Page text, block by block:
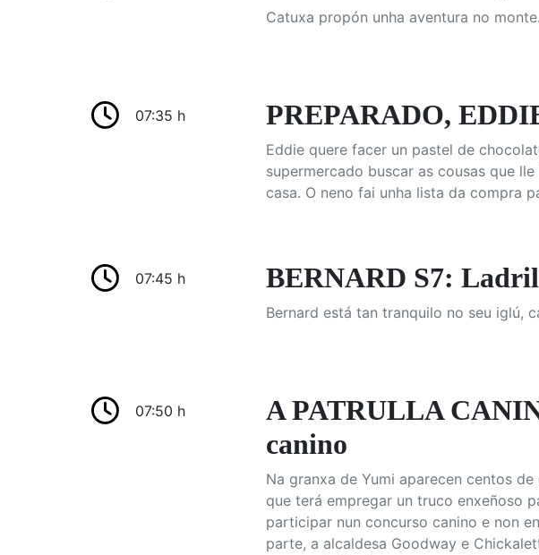
Catuxa propón unha aventura no
07:35 h PREPARADO,
Eddie quere facer un pastel de
supermercado buscar as cousas que
casa. O neno fai unha lista da compra
07:45 h BERNARD S7:
Bernard está tan tranquilo no seu iglú,
07:50 h
A PATRULLA
canino
Na granxa de Yumi aparecen centos
que terá empregar un truco enxeñoso
participar nun concurso canino e non
parte, a alcaldesa Goodway e